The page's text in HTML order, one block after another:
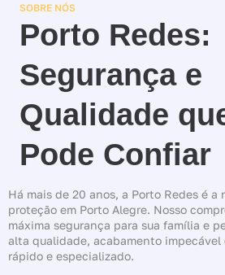
SOBRE NÓS
Porto Redes:
Segurança e
Qualidade
Pode Confiar
Há mais de 20 anos, a Porto Redes é a
proteção em Porto Alegre. Nosso
máxima segurança para sua família e
alta qualidade, acabamento
rápido e especializado.